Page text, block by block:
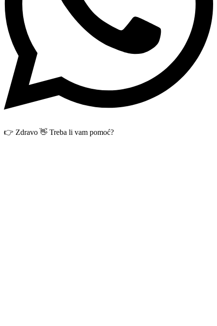
👉 Zdravo 👋 Treba li vam pomoć?